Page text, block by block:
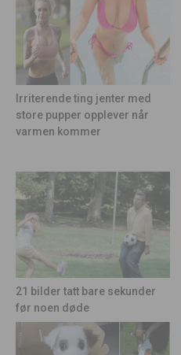
Irriterende ting jenter med
store pupper opplever når
varmen kommer
21 bilder tatt bare sekunder
før noen døde